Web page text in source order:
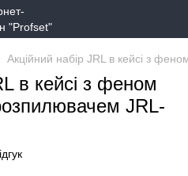
Акційний набір JRL в кейсі з
в кейсі з феном
JRL-